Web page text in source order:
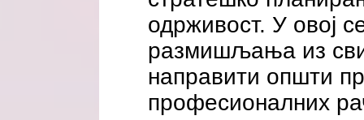
одрживост. У овој
размишљања из
направити општи
професионалних